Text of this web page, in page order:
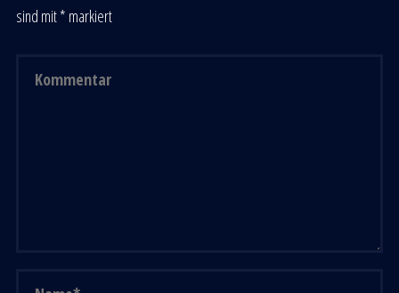
sind mit* markiert